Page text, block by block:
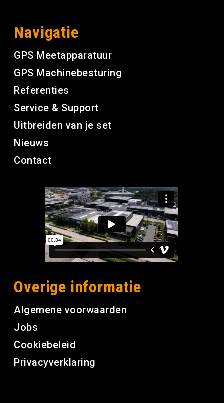
Navigatie
GPS Meetapparatuur
GPS Machinebesturing
Referenties
Service & Support
Uitbreiden van je set
Nieuws
Contact
Overige informatie
Algemene voorwaarden
Jobs
Cookiebeleid
Privacyverklaring